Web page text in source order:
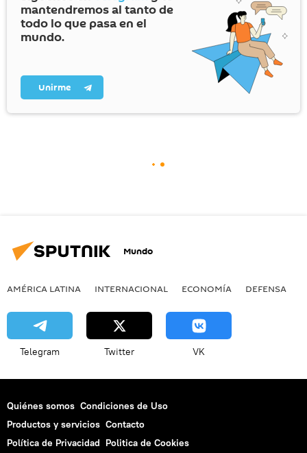
mantendremos al tanto de
todo lo que pasa en el
mundo.
Unirme
Mundo
AMÉRICA LATINA INTERNACIONAL ECONOMÍA DEFENSA
Telegram Twitter VK
Quiénes somos Condiciones de Uso
Productos y servicios Contacto
Política de Privacidad Politica de Cookies